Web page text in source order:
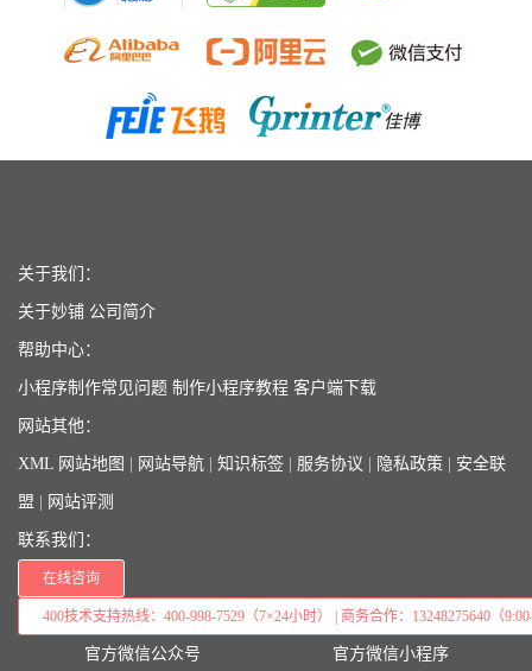
关于我们：
关于妙铺 公司简介
帮助中心：
小程序制作常见问题 制作小程序教程 客户端下载
网站其他：
XML 网站地图 网站导航 知识标签 服务协议 隐私政策 安全联
盟 网站评测
联系我们：
在线咨询
400技术支持热线：400-998-7529（7×24小时） | 商务合作：13248275640（
官方微信公众号 官方微信小程序